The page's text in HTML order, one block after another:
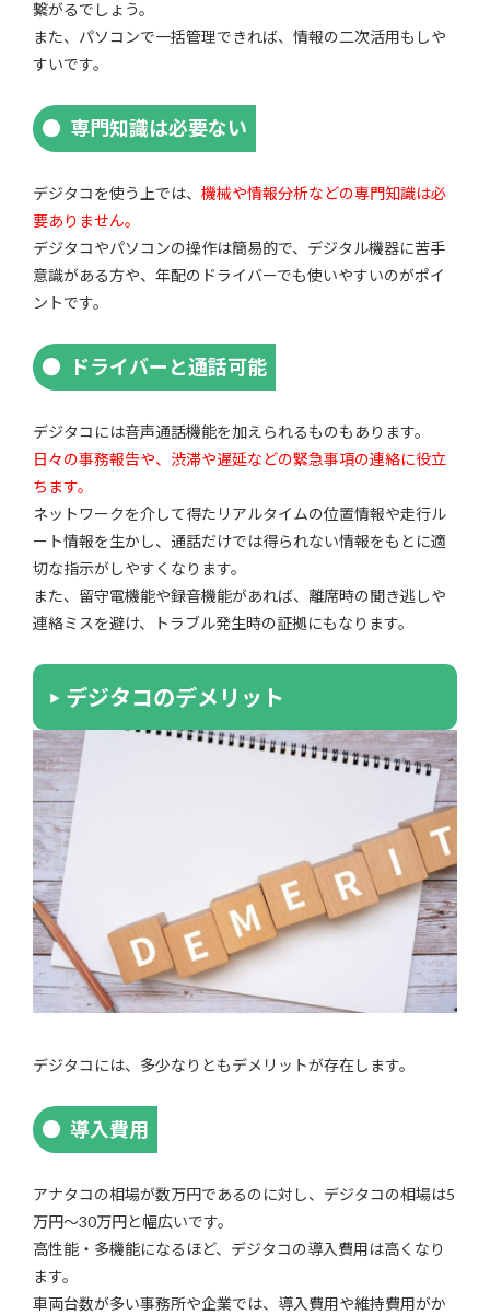
繋がるでしょう。
また、パソコンで一括管理できれば、情報の二次活用もしや
すいです。
専門知識は必要ない
デジタコを使う上では、 機械や情報分析などの専門知識は必
要ありません。
デジタコやパソコンの操作は簡易的で、デジタル機器に苦手
意識がある方や、年配のドライバーでも使いやすいのがポイ
ントです。
ドライバーと通話可能
デジタコには音声通話機能を加えられるものもあります。
日々の事務報告や、渋滞や遅延などの緊急事項の連絡に役立
ちます。
ネットワークを介して得たリアルタイムの位置情報や走行ル
ート情報を生かし、通話だけでは得られない情報をもとに適
切な指示がしやすくなります。
また、留守電機能や録音機能があれば、離席時の聞き逃しや
連絡ミスを避け、トラブル発生時の証拠にもなります。
デジタコのデメリット
デジタコには、多少なりともデメリットが存在します。
導入費用
アナタコの相場が数万円であるのに対し、デジタコの相場は5
万円〜30万円と幅広いです。
高性能・多機能になるほど、デジタコの導入費用は高くなり
ます。
車両台数が多い事務所や企業では、導入費用や維持費用がか